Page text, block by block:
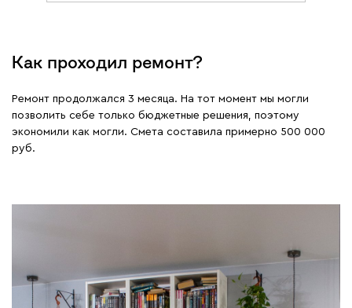
место у витражного окна🏙) Я
все в пешей доступности, при
необходимости можно доехать
охраняется. Так сказать тихий
Как проходил ремонт?
Ремонт продолжался 3 месяца. На тот момент мы могли
позволить себе только бюджетные решения, поэтому
экономили как могли. Смета составила примерно 500 000
руб.